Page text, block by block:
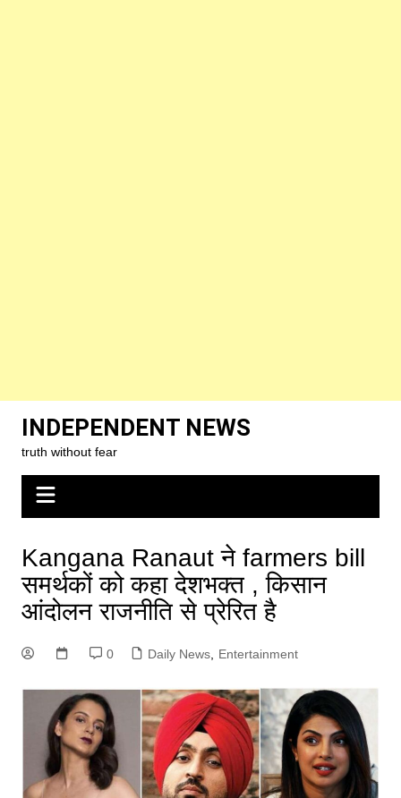
content
INDEPENDENT NEWS
truth without fear
Kangana Ranaut ने farmers bill
समर्थकों को कहा देशभक्त , किसान
आंदोलन राजनीति से प्रेरित है
0 Daily News, Entertainment